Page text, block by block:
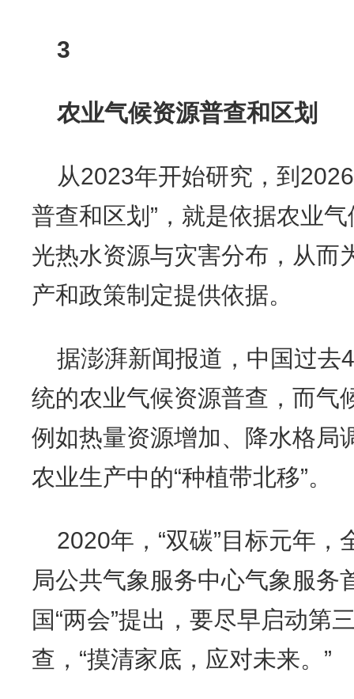
3
农业气候资源普查和区划
从2023年开始研究，到
普查和区划”，就是依据农业
光热水资源与灾害分布，从而
产和政策制定提供依据。
据澎湃新闻报道，中国过去
统的农业气候资源普查，而气
例如热量资源增加、降水格局
农业生产中的“种植带北移”。
2020年，“双碳”目标元年
局公共气象服务中心气象服务
国“两会”提出，要尽早启动第
查，“摸清家底，应对未来。”